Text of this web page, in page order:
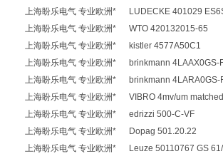
上海盼乐电气 专业欧洲* LUDECKE 401029
上海盼乐电气 专业欧洲* WTO 420132015-65
上海盼乐电气 专业欧洲* kistler 4577A50C1
上海盼乐电气 专业欧洲* brinkmann
上海盼乐电气 专业欧洲* brinkmann
上海盼乐电气 专业欧洲* VIBRO 4mv/um
上海盼乐电气 专业欧洲* edrizzi 500-C-VF
上海盼乐电气 专业欧洲* Dopag 501.20.22
上海盼乐电气 专业欧洲* Leuze 50110767 GS